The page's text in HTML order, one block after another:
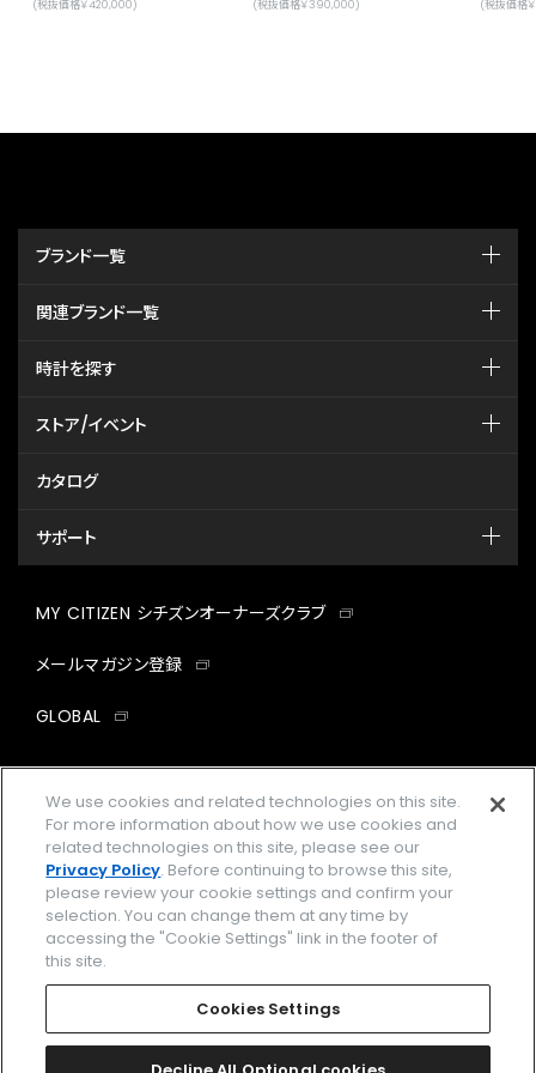
(税抜価格￥420,000) (税抜価格￥390,000) (税抜価格
ブランド一覧
関連ブランド一覧
時計を探す
ストア/イベント
カタログ
サポート
MY CITIZEN シチズンオーナーズクラブ
メールマガジン登録
GLOBAL
企業情報 ご利用規約
プライバシーポリシー Cookies Settings
Amazon PayはAmazon.com, Inc.またはその関連会社の商標です。
楽天ペイは楽天株式会社の登録商標です。
We use cookies and related technologies on this site.
For more information about how we use cookies and
related technologies on this site, please see our
Privacy Policy. Before continuing to browse this site,
please review your cookie settings and confirm your
selection. You can change them at any time by
accessing the "Cookie Settings" link in the footer of
this site.
Cookies Settings